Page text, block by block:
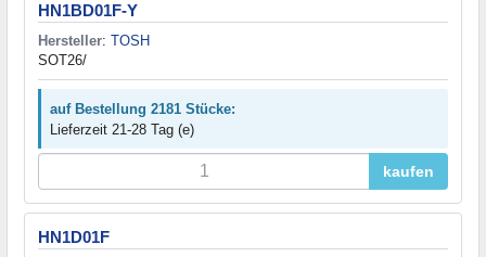
HN1BD01F-Y
Hersteller: TOSH
SOT26/
auf Bestellung 2181 Stücke:
Lieferzeit 21-28 Tag (e)
kaufen
HN1D01F